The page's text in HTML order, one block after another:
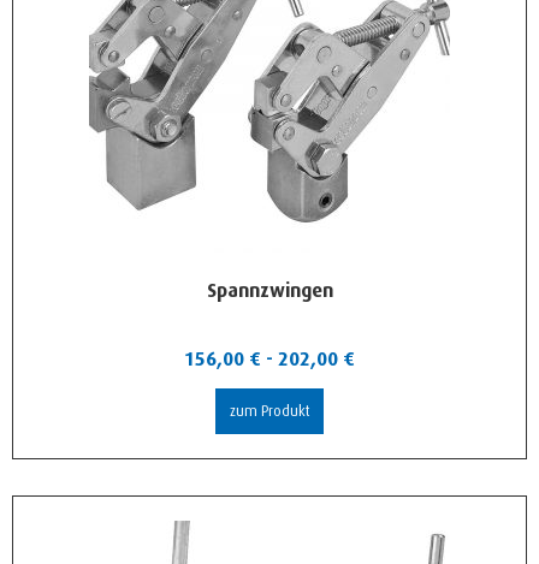
Spannzwingen
156,00 € - 202,00 €
zum Produkt